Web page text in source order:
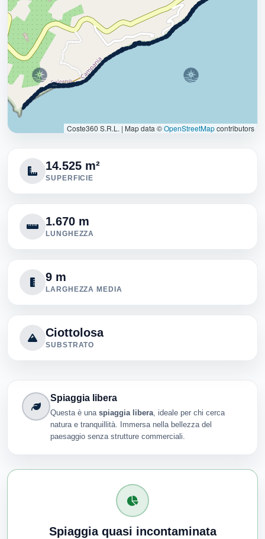
Coste360 S.R.L. | Map data ©OpenStreetMapcontributors
14.525 m²
SUPERFICIE
1.670 m
LUNGHEZZA
9 m
LARGHEZZA MEDIA
Ciottolosa
SUBSTRATO
Spiaggia libera
Questa è una spiaggia libera, ideale per chi cerca
natura e tranquillità. Immersa nella bellezza del
paesaggio senza strutture commerciali.
Spiaggia quasi incontaminata